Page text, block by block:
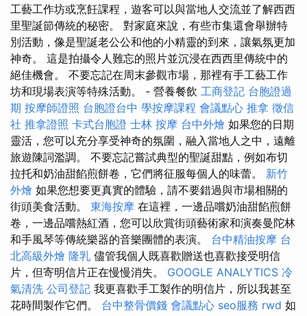
工藝工作坊或烹飪課程，遊客可以與當地人交流並了解西西
里聖誕節傳統的秘密。 對家庭來說，有些市集還會舉辦特
別活動，像是聖誕老公公和他的小精靈的到來，讓氣氛更加
神奇。 這是拍攝令人難忘的照片並沉浸在西西里傳統中的
絕佳機會。 不要忘記在周末參觀市場，那裡有手工藝工作
坊和現場表演等特殊活動。 - 營養餐飲 工商登記 台胞證過
期 按摩師證照 台胞證台中 學按摩課程 會議點心 推拿 徵信
社 推拿證照 卡式台胞證 士林 按摩 台中外燴 如果您的日期
靈活，您可以充分享受神奇的氛圍，融入當地人之中，遠離
旅遊陳詞濫調。 不要忘記嘗試典型的聖誕甜點，例如布切
拉托和奶油甜餡煎餅卷，它們將征服每個人的味蕾。 新竹
外燴 如果您想要更真實的體驗，請不要錯過與市場相關的
街頭美食活動。 東海按摩 在這裡，一邊品嚐奶油甜餡煎餅
卷，一邊品嚐熱紅酒，您可以欣賞街頭藝術家和演奏曼陀林
和手風琴等傳統樂器的音樂團體的表演。 台中精油按摩 台
北高級外燴 隆乳 儘管我個人既喜歡贈送也喜歡接受明信
片，但寄明信片正在慢慢消失。 GOOGLE ANALYTICS 冷
氣清洗 公司登記 我更喜歡手工製作的明信片，所以我甚至
花時間製作它們。 台中整骨價錢 會議點心 seo服務 rwd 如